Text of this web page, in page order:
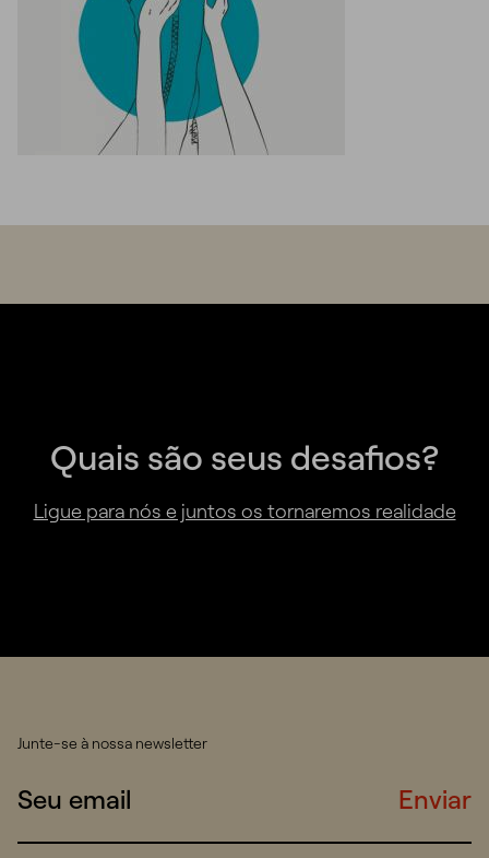
Quais são seus desafios?
Ligue para nós e juntos os tornaremos realidade
Junte-se à nossa newsletter
Enviar